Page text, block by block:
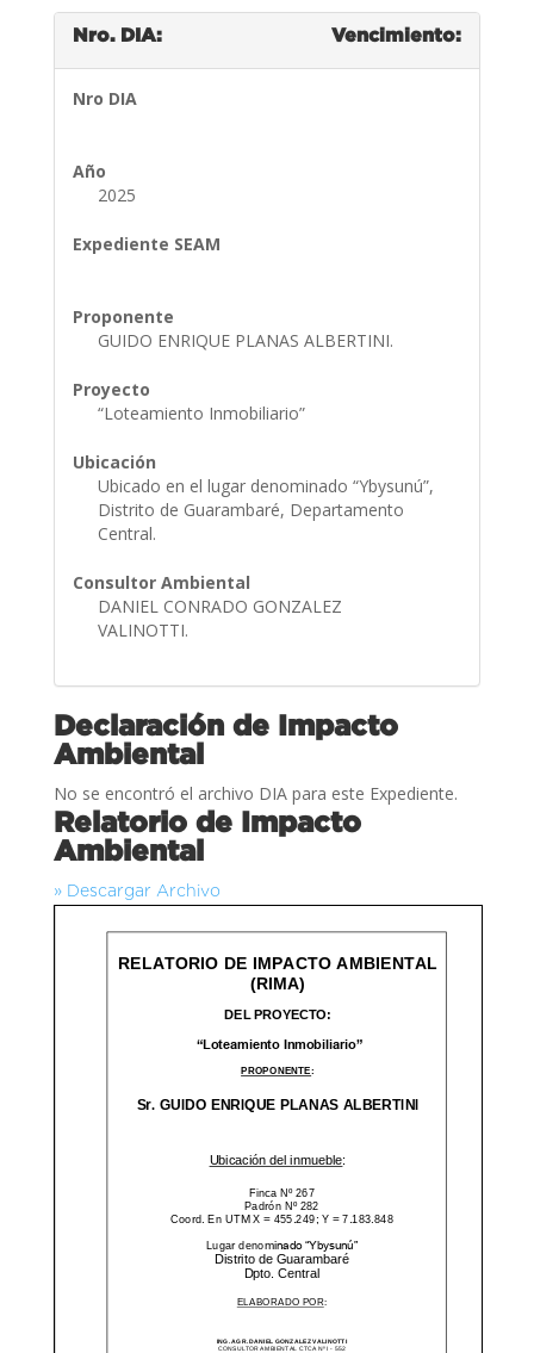
Nro. DIA: Vencimiento:
Nro DIA
Año
2025
Expediente SEAM
Proponente
GUIDO ENRIQUE PLANAS ALBERTINI.
Proyecto
“Loteamiento Inmobiliario”
Ubicación
Ubicado en el lugar denominado “Ybysunú”,
Distrito de Guarambaré, Departamento
Central.
Consultor Ambiental
DANIEL CONRADO GONZALEZ
VALINOTTI.
Declaración de Impacto
Ambiental
No se encontró el archivo DIA para este Expediente.
Relatorio de Impacto
Ambiental
» Descargar Archivo